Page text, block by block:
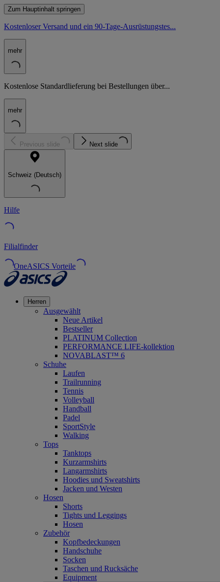
Zum Hauptinhalt springen
Kostenloser Versand und ein 90-Tage-Ausrüstungstes...
mehr
Kostenlose Standardlieferung bei Bestellungen über...
mehr
Previous slide Next slide
Schweiz (Deutsch)
Hilfe
Filialfinder
OneASICS Vorteile
Herren
Ausgewählt
Neue Artikel
Bestseller
PLATINUM Collection
PERFORMANCE LIFE-kollektion
NOVABLAST™ 6
Schuhe
Laufen
Trailrunning
Tennis
Volleyball
Handball
Padel
SportStyle
Walking
Tops
Tanktops
Kurzarmshirts
Langarmshirts
Hoodies und Sweatshirts
Jacken und Westen
Hosen
Shorts
Tights und Leggings
Hosen
Zubehör
Kopfbedeckungen
Handschuhe
Socken
Taschen und Rucksäche
Equipment